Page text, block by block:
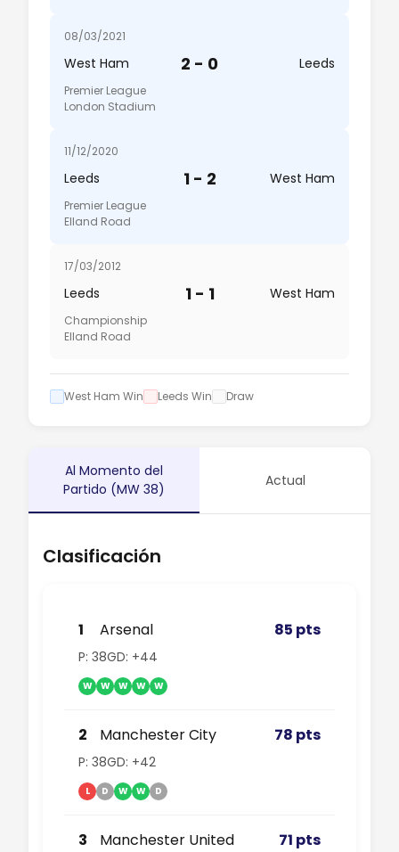
08/03/2021
West Ham 2 - 0 Leeds
Premier League
London Stadium
11/12/2020
Leeds 1 - 2 West Ham
Premier League
Elland Road
17/03/2012
Leeds 1 - 1 West Ham
Championship
Elland Road
West Ham Win Leeds Win Draw
Al Momento del
Partido (MW 38)
Actual
Clasificación
1 Arsenal 85 pts
P: 38GD: +44
W W W W W
2 Manchester City 78 pts
P: 38GD: +42
L D W W D
3 Manchester United 71 pts